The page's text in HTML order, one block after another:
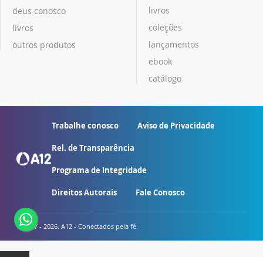
deus conosco
livros
outros produtos
livros
coleções
lançamentos
ebook
catálogo
Trabalhe conosco Aviso de Privacidade
Rel. de Transparência
Programa de Integridade
Direitos Autorais Fale Conosco
© 2007 - 2026. A12 - Conectados pela fé.